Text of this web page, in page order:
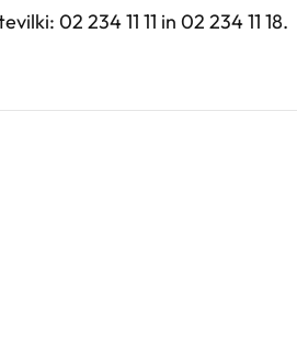
02 234 11 11 in 02 234 11 18.